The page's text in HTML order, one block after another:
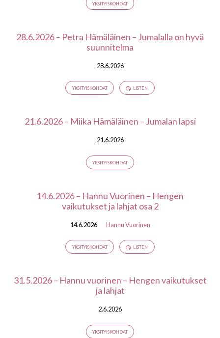
YKSITYISKOHDAT
28.6.2026 – Petra Hämäläinen – Jumalalla on hyvä
suunnitelma
28.6.2026
YKSITYISKOHDAT LISTEN
21.6.2026 – Miika Hämäläinen – Jumalan lapsi
21.6.2026
YKSITYISKOHDAT
14.6.2026 – Hannu Vuorinen – Hengen
vaikutukset ja lahjat osa 2
14.6.2026 Hannu Vuorinen
YKSITYISKOHDAT LISTEN
31.5.2026 – Hannu vuorinen – Hengen vaikutukset
ja lahjat
2.6.2026
YKSITYISKOHDAT